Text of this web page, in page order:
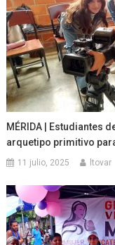
MÉRIDA | Estudiantes
arquetipo primitivo
11 julio, 2025 ltovar